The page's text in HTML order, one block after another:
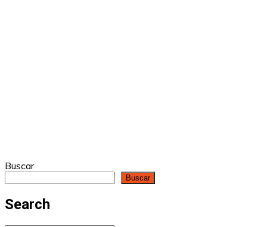
Buscar
Buscar
Search